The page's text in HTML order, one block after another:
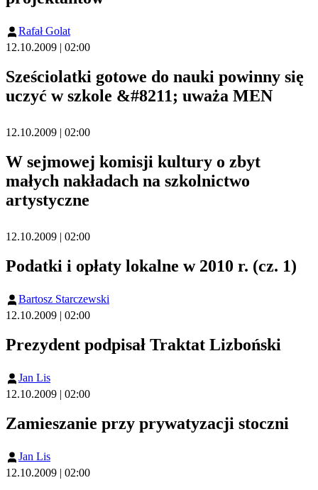
Rafał Golat
12.10.2009 | 02:00
Sześciolatki gotowe do nauki powinny się
uczyć w szkole &#8211; uważa MEN
12.10.2009 | 02:00
W sejmowej komisji kultury o zbyt
małych nakładach na szkolnictwo
artystyczne
12.10.2009 | 02:00
Podatki i opłaty lokalne w 2010 r. (cz. 1)
Bartosz Starczewski
12.10.2009 | 02:00
Prezydent podpisał Traktat Lizboński
Jan Lis
12.10.2009 | 02:00
Zamieszanie przy prywatyzacji stoczni
Jan Lis
12.10.2009 | 02:00